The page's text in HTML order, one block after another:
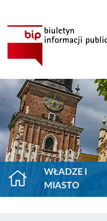
WŁADZE I
MIASTO